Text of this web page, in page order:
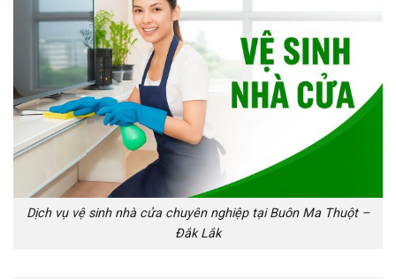
Dịch vụ vệ sinh nhà cửa chuyên nghiệp tại Buôn Ma Thuột –
Đắk Lắk